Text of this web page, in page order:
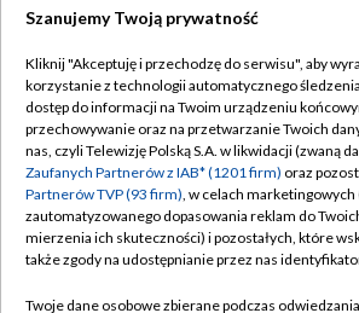
TVP
Abonament TVP
Emisja w TVP
Centrum informacji TVP
Naziemna Telewizja Cyfrowa
Regulamin TVP
Polityka
Moje zgody
Pomoc
Szanujemy Twoją prywatność
Kliknij "Akceptuję i przechodzę do serwisu", aby
korzystanie z technologii automatycznego
dostęp do informacji na Twoim urządzeniu
przechowywanie oraz na przetwarzanie Twoich
nas, czyli Telewizję Polską S.A. w likwidacji (zwaną
Zaufanych Partnerów z IAB* (1201 firm) oraz
Partnerów TVP (93 firm), w celach marketingowych
zautomatyzowanego dopasowania reklam do
mierzenia ich skuteczności) i pozostałych, które
także zgody na udostępnianie przez nas
Twoje dane osobowe zbierane podczas